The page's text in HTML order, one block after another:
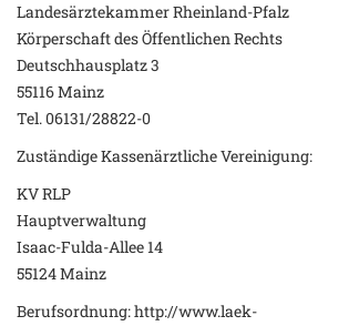
Landesärztekammer Rheinland-Pfalz
Körperschaft des Öffentlichen Rechts
Deutschhausplatz 3
55116 Mainz
Tel. 06131/28822-0
Zuständige Kassenärztliche Vereinigung:
KV RLP
Hauptverwaltung
Isaac-Fulda-Allee 14
55124 Mainz
Berufsordnung: http://www.laek-